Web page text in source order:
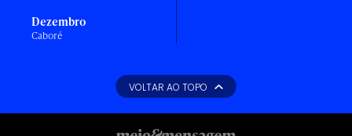
Dezembro
Caboré
VOLTAR AO TOPO